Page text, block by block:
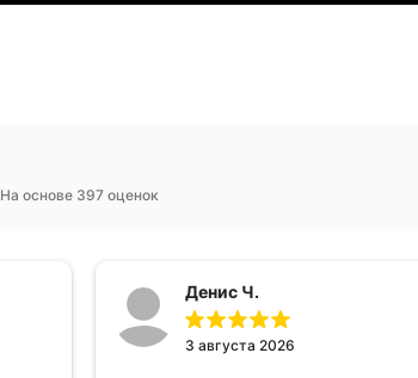
На основе 397 оценок
Денис Ч.
3 августа 2026